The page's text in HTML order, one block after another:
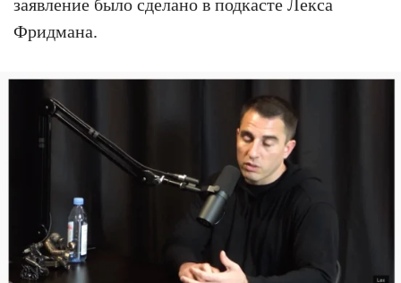
заявление было сделано в подкасте Лекса
Фридмана.